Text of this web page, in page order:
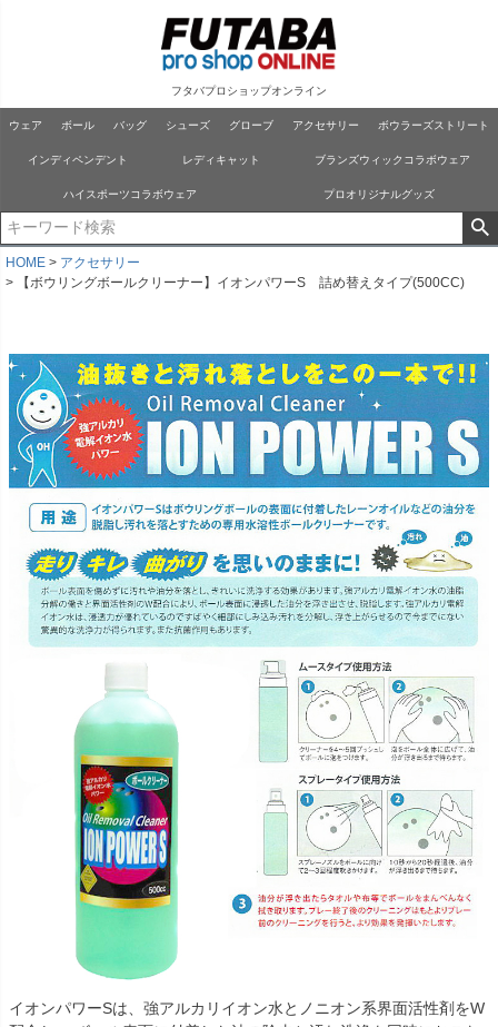
フタバプロショップオンライン
ウェア ボール バッグ シューズ グローブ アクセサリー ボウラーズストリート
インディペンデント レディキャット ブランズウィックコラボウェア
ハイスポーツコラボウェア プロオリジナルグッズ
HOME
アクセサリー
【ボウリングボールクリーナー】イオンパワーS 詰め替えタイプ(500CC)
イオンパワーSは、強アルカリイオン水とノニオン系界面活性剤をW